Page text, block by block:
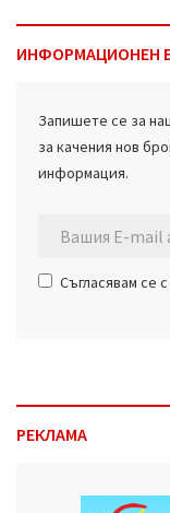
ИНФОРМАЦИОНЕН
Запишете се за
за качения нов
информация.
Съгласявам се с
РЕКЛАМА